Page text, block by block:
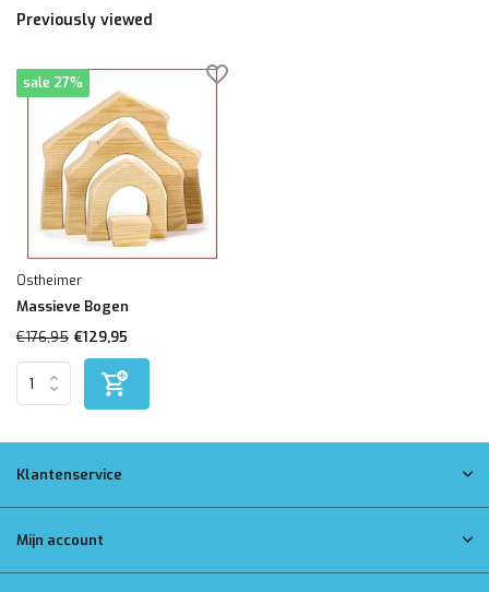
Previously viewed
sale 27%
Ostheimer
Massieve Bogen
€176,95 €129,95
Klantenservice
Mijn account